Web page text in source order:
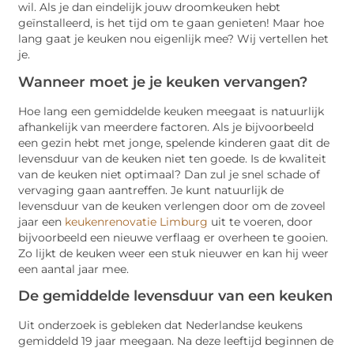
wil. Als je dan eindelijk jouw droomkeuken hebt
geïnstalleerd, is het tijd om te gaan genieten! Maar hoe
lang gaat je keuken nou eigenlijk mee? Wij vertellen het
je.
Wanneer moet je je keuken vervangen?
Hoe lang een gemiddelde keuken meegaat is natuurlijk
afhankelijk van meerdere factoren. Als je bijvoorbeeld
een gezin hebt met jonge, spelende kinderen gaat dit de
levensduur van de keuken niet ten goede. Is de kwaliteit
van de keuken niet optimaal? Dan zul je snel schade of
vervaging gaan aantreffen. Je kunt natuurlijk de
levensduur van de keuken verlengen door om de zoveel
jaar een keukenrenovatie Limburg uit te voeren, door
bijvoorbeeld een nieuwe verflaag er overheen te gooien.
Zo lijkt de keuken weer een stuk nieuwer en kan hij weer
een aantal jaar mee.
De gemiddelde levensduur van een keuken
Uit onderzoek is gebleken dat Nederlandse keukens
gemiddeld 19 jaar meegaan. Na deze leeftijd beginnen de